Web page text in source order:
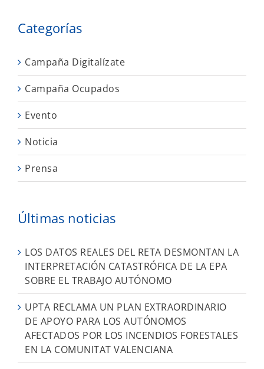
Categorías
Campaña Digitalízate
Campaña Ocupados
Evento
Noticia
Prensa
Últimas noticias
LOS DATOS REALES DEL RETA DESMONTAN LA
INTERPRETACIÓN CATASTRÓFICA DE LA EPA
SOBRE EL TRABAJO AUTÓNOMO
UPTA RECLAMA UN PLAN EXTRAORDINARIO
DE APOYO PARA LOS AUTÓNOMOS
AFECTADOS POR LOS INCENDIOS FORESTALES
EN LA COMUNITAT VALENCIANA